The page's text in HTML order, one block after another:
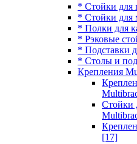
* Стойки для
* Стойки для
* Полки для
* Рэковые
* Подставки
* Столы и
Крепления
Стойки
[17]